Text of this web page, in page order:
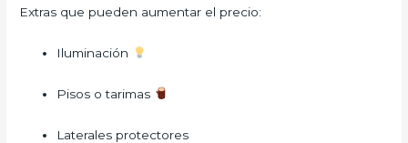
Extras que pueden aumentar el precio:
Iluminación
Pisos o tarimas
Laterales protectores